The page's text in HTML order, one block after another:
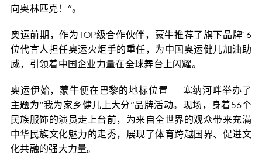
向奥林匹克！”。
奥运前期，作为TOP级合作伙伴，蒙牛推荐了旗下品牌16
位代言人担任奥运火炬手的重任，为中国奥运健儿加油助
威，引领着中国企业力量在全球舞台上闪耀。
奥运伊始，蒙牛便在巴黎的地标位置——塞纳河畔举办了
主题为“我为家乡健儿上大分”品牌活动。现场，身着56个
民族服饰的演员走上台前，为来自全世界的观众带来充满
中华民族文化魅力的走秀，展现了体育跨越国界、促进文
化共融的强大力量。